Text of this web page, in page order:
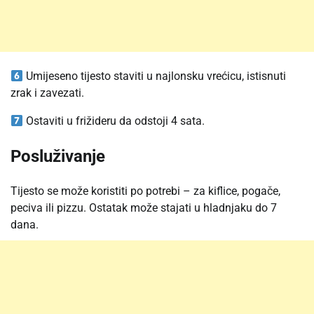
Umijeseno tijesto staviti u najlonsku vrećicu, istisnuti
zrak i zavezati.
Ostaviti u frižideru da odstoji 4 sata.
Posluživanje
Tijesto se može koristiti po potrebi – za kiflice, pogače,
peciva ili pizzu. Ostatak može stajati u hladnjaku do 7
dana.